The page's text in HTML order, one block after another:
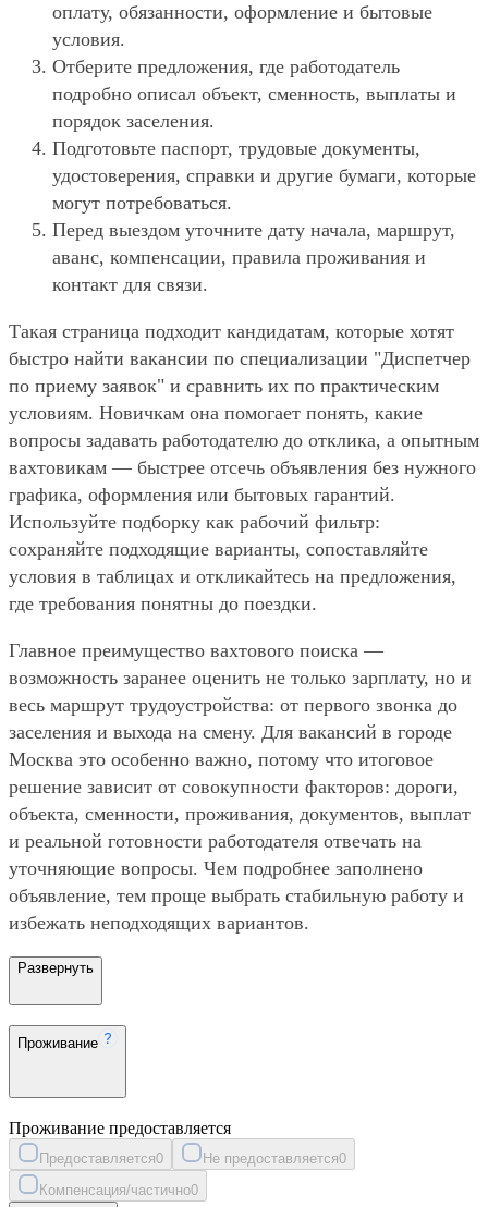
оплату, обязанности, оформление и бытовые
условия.
Отберите предложения, где работодатель
подробно описал объект, сменность, выплаты и
порядок заселения.
Подготовьте паспорт, трудовые документы,
удостоверения, справки и другие бумаги, которые
могут потребоваться.
Перед выездом уточните дату начала, маршрут,
аванс, компенсации, правила проживания и
контакт для связи.
Такая страница подходит кандидатам, которые хотят
быстро найти вакансии по специализации "Диспетчер
по приему заявок" и сравнить их по практическим
условиям. Новичкам она помогает понять, какие
вопросы задавать работодателю до отклика, а опытным
вахтовикам — быстрее отсечь объявления без нужного
графика, оформления или бытовых гарантий.
Используйте подборку как рабочий фильтр:
сохраняйте подходящие варианты, сопоставляйте
условия в таблицах и откликайтесь на предложения,
где требования понятны до поездки.
Главное преимущество вахтового поиска —
возможность заранее оценить не только зарплату, но и
весь маршрут трудоустройства: от первого звонка до
заселения и выхода на смену. Для вакансий в городе
Москва это особенно важно, потому что итоговое
решение зависит от совокупности факторов: дороги,
объекта, сменности, проживания, документов, выплат
и реальной готовности работодателя отвечать на
уточняющие вопросы. Чем подробнее заполнено
объявление, тем проще выбрать стабильную работу и
избежать неподходящих вариантов.
Развернуть
Проживание
Проживание предоставляется
Предоставляется0 Не предоставляется0
Компенсация/частично0